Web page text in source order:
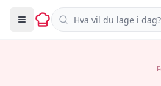
Søk i oppskrifter